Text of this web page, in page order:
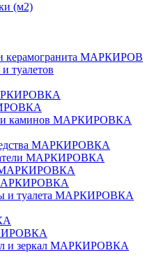
(м2)
керамогранита МАРКИРОВ
туалетов
и каминов МАРКИРОВКА
МАРКИРОВКА
МАРКИРОВКА
МАРКИРОВКА
МАРКИРОВКА
и туалета МАРКИРОВКА
и зеркал МАРКИРОВКА